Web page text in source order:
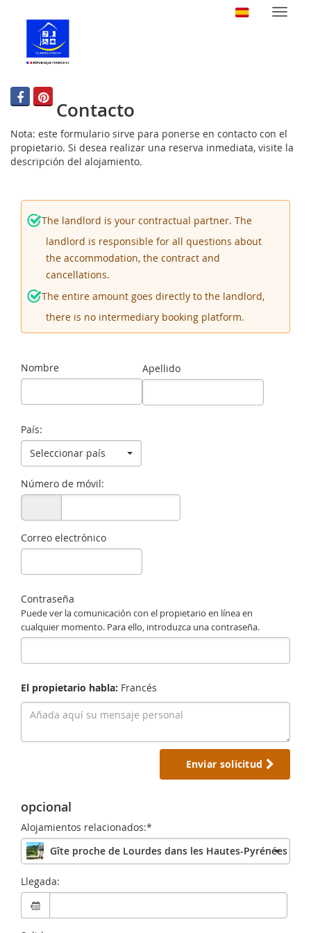
Contacto
Nota: este formulario sirve para ponerse en contacto con el
propietario. Si desea realizar una reserva inmediata, visite la
descripción del alojamiento.
The landlord is your contractual partner. The
landlord is responsible for all questions about
the accommodation, the contract and
cancellations.
The entire amount goes directly to the landlord,
there is no intermediary booking platform.
Nombre Apellido
País:
Seleccionar país
Número de móvil:
Correo electrónico
Contraseña
Puede ver la comunicación con el propietario en línea en
cualquier momento. Para ello, introduzca una contraseña.
El propietario habla: Francés
Enviar solicitud
opcional
Alojamientos relacionados:*
Gîte proche de Lourdes dans les Hautes-Pyrénées
Llegada: